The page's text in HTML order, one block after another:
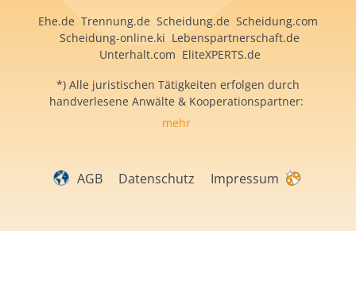
Ehe.de Trennung.de Scheidung.de Scheidung.com
Scheidung-online.ki Lebenspartnerschaft.de
Unterhalt.com EliteXPERTS.de
*) Alle juristischen Tätigkeiten erfolgen durch
handverlesene Anwälte & Kooperationspartner:
mehr
AGB Datenschutz Impressum